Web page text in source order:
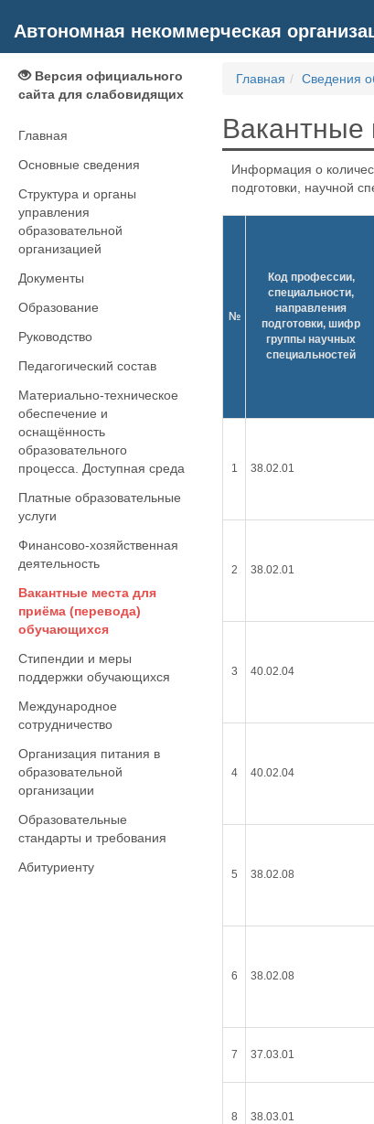
Автономная некоммерческая
Версия официального
сайта для слабовидящих
Главная
Основные сведения
Структура и органы
управления
образовательной
организацией
Документы
Образование
Руководство
Педагогический состав
Материально-техническое
обеспечение и
оснащённость
образовательного
процесса. Доступная среда
Платные образовательные
услуги
Финансово-хозяйственная
деятельность
Вакантные места для
приёма (перевода)
обучающихся
Стипендии и меры
поддержки обучающихся
Международное
сотрудничество
Организация питания в
образовательной
организации
Образовательные
стандарты и требования
Абитуриенту
Главная Сведения
Вакантные
Информация о
подготовки, научной
№
Код профессии,
специальности,
направления
подготовки, шифр
группы научных
специальностей
1 38.02.01
2 38.02.01
3 40.02.04
4 40.02.04
5 38.02.08
6 38.02.08
7 37.03.01
8 38.03.01